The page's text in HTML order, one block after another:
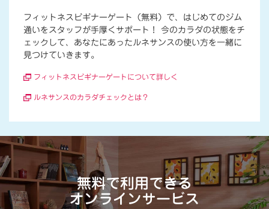
フィットネスビギナーゲート（無料）で、はじめてのジム
通いをスタッフが手厚くサポート！ 今のカラダの状態をチ
ェックして、あなたにあったルネサンスの使い方を一緒に
見つけていきます。
フィットネスビギナーゲートについて詳しく
ルネサンスのカラダチェックとは？
無料で利用できる
オンラインサービス